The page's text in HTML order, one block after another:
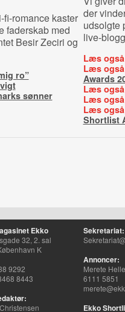
fi-romance kaster
faderskab med
Besir Zeciri og
ro”
sønner
der
udsolgte
live-
Læs
Læs
Awards
Læs
Læs
Læs
Shortlist
Ekko
32, 2. sal
K
9292
8443
Sekretariat:
Annoncer:
Merete
6111 5851
Ekko